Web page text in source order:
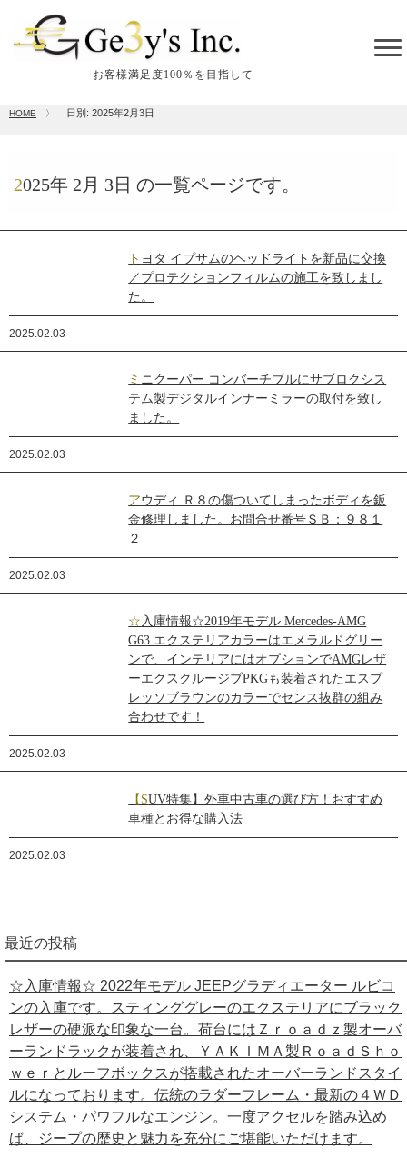
お客様満足度100％を目指して
HOME 〉 日別: 2025年2月3日
2025年 2月 3日 の一覧ページです。
トヨタ イプサムのヘッドライトを新品に交換
／プロテクションフィルムの施工を致しまし
た。
2025.02.03
ミニクーパー コンバーチブルにサブロクシス
テム製デジタルインナーミラーの取付を致し
ました。
2025.02.03
アウディ Ｒ８の傷ついてしまったボディを鈑
金修理しました。お問合せ番号ＳＢ：９８１
２
2025.02.03
☆入庫情報☆2019年モデル Mercedes-AMG
G63 エクステリアカラーはエメラルドグリー
ンで、インテリアにはオプションでAMGレザ
ーエクスクルージブPKGも装着されたエスプ
レッソブラウンのカラーでセンス抜群の組み
合わせです！
2025.02.03
【SUV特集】外車中古車の選び方！おすすめ
車種とお得な購入法
2025.02.03
最近の投稿
☆入庫情報☆ 2022年モデル JEEPグラディエーター ルビコ
ンの入庫です。スティンググレーのエクステリアにブラック
レザーの硬派な印象な一台。荷台にはＺｒｏａｄｚ製オーバ
ーランドラックが装着され、ＹＡＫＩＭＡ製ＲｏａｄＳｈｏ
ｗｅｒとルーフボックスが搭載されたオーバーランドスタイ
ルになっております。伝統のラダーフレーム・最新の４ＷＤ
システム・パワフルなエンジン。一度アクセルを踏み込め
ば、ジープの歴史と魅力を充分にご堪能いただけます。